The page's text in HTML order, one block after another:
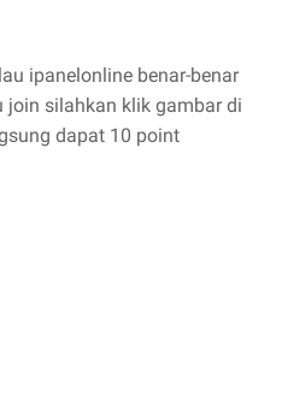
ipanelonline benar-benar
join silahkan klik gambar di
dapat 10 point